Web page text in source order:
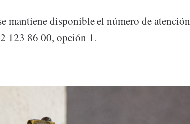
mantiene disponible el número de atención
123 86 00, opción 1.